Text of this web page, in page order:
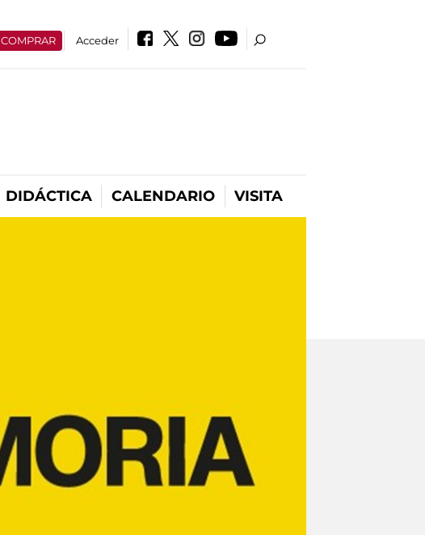
COMPRAR Acceder
DIDÁCTICA CALENDARIO VISITA